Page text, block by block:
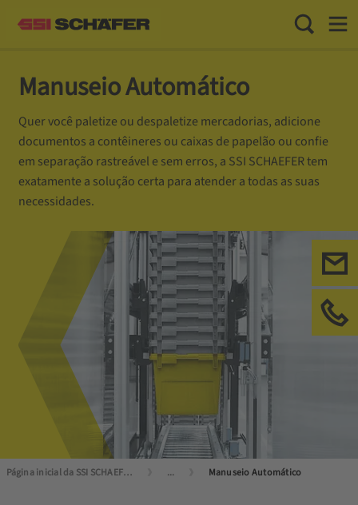
Toggle
Manuseio Automático
Quer você paletize ou despaletize mercadorias, adicione
documentos a contêineres ou caixas de papelão ou confie
em separação rastreável e sem erros, a SSI SCHAEFER tem
exatamente a solução certa para atender a todas as suas
necessidades.
Página inicial da SSI SCHAEFER ... Manuseio Automático